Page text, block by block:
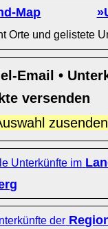
Map
Orte und gelistete
Email •
versenden
Unterkünfte im
der